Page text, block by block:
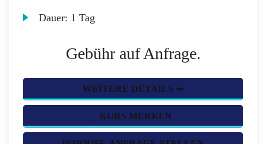
Dauer: 1 Tag
Gebühr auf Anfrage.
WEITERE DETAILS ➞
KURS MERKEN